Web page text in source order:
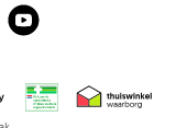
Twitter
Jumbo YouTube
Pay Thuiswinkel